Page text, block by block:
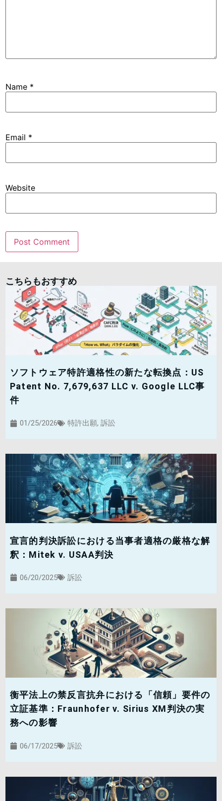
Name *
Email *
Website
こちらもおすすめ
ソフトウェア特許適格性の新たな転換点：US
Patent No. 7,679,637 LLC v. Google LLC事
件
01/25/2026 特許出願, 訴訟
宣言的判決訴訟における当事者適格の厳格な解
釈：Mitek v. USAA判決
06/20/2025 訴訟
衡平法上の禁反言抗弁における「信頼」要件の
立証基準：Fraunhofer v. Sirius XM判決の実
務への影響
06/17/2025 訴訟